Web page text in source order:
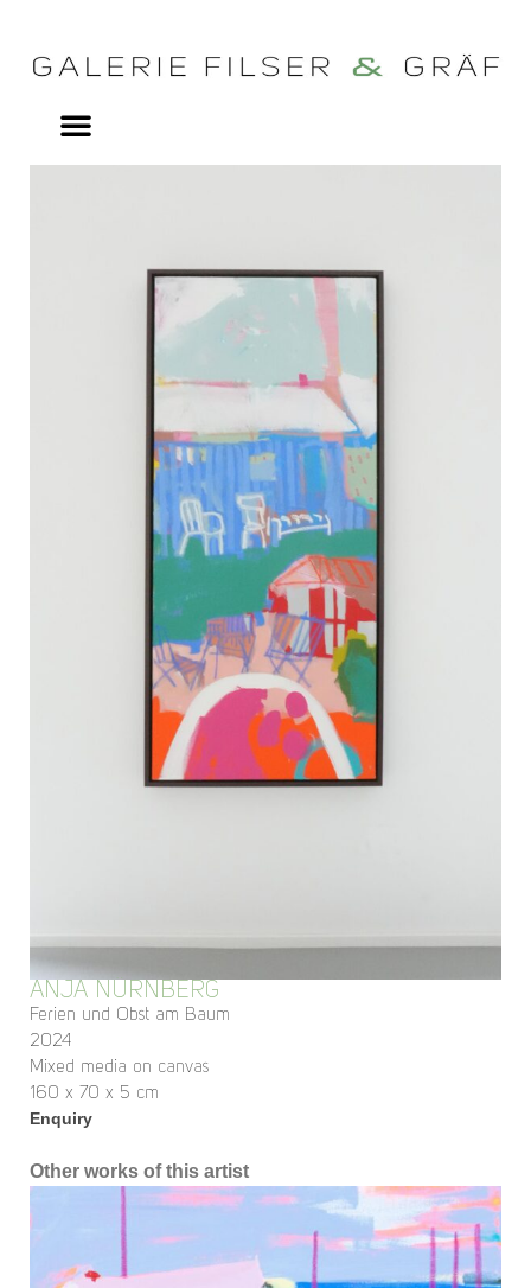
ANJA NÜRNBERG
Ferien und Obst am Baum
2024
Mixed media on canvas
160 x 70 x 5 cm
Enquiry
Other works of this artist